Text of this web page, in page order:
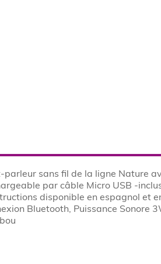
parleur sans fil de la ligne Nature
par câble Micro USB -
disponible en espagnol et
Bluetooth, Puissance Sonore